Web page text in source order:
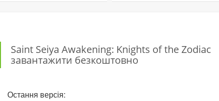
Saint Seiya Awakening: Knights of the Zodiac
завантажити безкоштовно
Остання версія: